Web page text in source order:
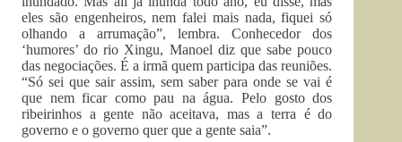
eles são engenheiros, nem falei mais nada, fiquei só
olhando a arrumação”, lembra. Conhecedor dos
‘humores’ do rio Xingu, Manoel diz que sabe pouco
das negociações. É a irmã quem participa das reuniões.
“Só sei que sair assim, sem saber para onde se vai é
que nem ficar como pau na água. Pelo gosto dos
ribeirinhos a gente não aceitava, mas a terra é do
governo e o governo quer que a gente saia”.